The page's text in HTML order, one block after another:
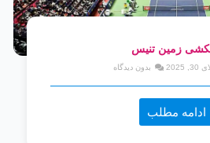
زمین تنیس
2025 بدون دیدگاه
ادامه مطلب